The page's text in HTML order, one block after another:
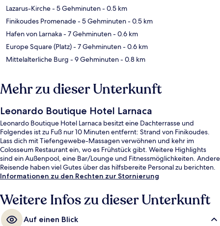
Lazarus-Kirche- 5 Gehminuten- 0.5 km
Finikoudes Promenade- 5 Gehminuten- 0.5 km
Hafen von Larnaka- 7 Gehminuten- 0.6 km
Europe Square (Platz)- 7 Gehminuten- 0.6 km
Mittelalterliche Burg - 9 Gehminuten- 0.8 km
Mehr zu dieser Unterkunft
Leonardo Boutique Hotel Larnaca
Leonardo Boutique Hotel Larnaca besitzt eine Dachterrasse und
Folgendes ist zu Fuß nur 10 Minuten entfernt: Strand von Finikoudes.
Lass dich mit Tiefengewebe-Massagen verwöhnen und kehr im
Colosseum Restaurant ein, wo es Frühstück gibt. Weitere Highlights
sind ein Außenpool, eine Bar/Lounge und Fitnessmöglichkeiten. Andere
Reisende haben viel Gutes über das hilfsbereite Personal zu berichten.
Informationen zu den Rechten zur Stornierung
Weitere Infos zu dieser Unterkunft
Auf einen Blick